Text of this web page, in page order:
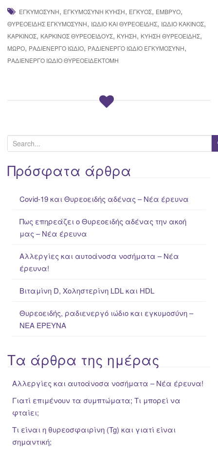
ΕΓΚΥΜΟΣΎΝΗ, ΕΓΚΥΜΟΣΎΝΗ ΚΎΗΣΗ, ΈΓΚΥΟΣ, ΈΜΒΡΥΟ,
ΘΥΡΕΟΕΙΔΉΣ ΕΓΚΥΜΟΣΎΝΗ, ΙΏΔΙΟ ΚΑΙ ΘΥΡΕΟΕΙΔΉΣ, ΙΏΔΙΟ ΚΑΚΊΝΟΣ,
ΚΑΡΚΊΝΟΣ, ΚΑΡΚΊΝΟΣ ΘΥΡΕΟΕΙΔΟΎΣ, ΚΎΗΣΗ, ΚΎΗΣΗ ΘΥΡΕΟΕΙΔΉΣ,
ΜΩΡΌ, ΡΑΔΙΕΝΕΡΓΟ ΙΩΔΙΟ, ΡΑΔΙΕΝΕΡΓΌ ΙΏΔΙΟ ΕΓΚΥΜΟΣΎΝΗ,
ΡΑΔΙΕΝΕΡΓΟ ΙΩΔΙΟ ΘΥΡΕΟΕΙΔΕΚΤΟΜΉ
e
a
rΠρόσφατα άρθρα
Covid-19 και Θυρεοειδής αδένας – Νέα έρευνα
Πως επηρεάζει ο Θυρεοειδής αδένας την ακοή
μας – Νέα έρευνα
Αλλεργίες και αυτοάνοσα νοσήματα – Νέα
έρευνα!
Βιταμίνη D, Χοληστερίνη LDL και HDL
Θυρεοειδής, ραδιενεργό ιώδιο και εγκυμοσύνη –
ΝΕΑ ΈΡΕΥΝΑ
Τα άρθρα της ημέρας
Αλλεργίες και αυτοάνοσα νοσήματα – Νέα έρευνα!
Γιατί επιμένουν τα συμπτώματα; Τι μπορεί να
φταίει;
Τι είναι η θυρεοσφαιρίνη (Tg) και γιατί είναι
σημαντική;